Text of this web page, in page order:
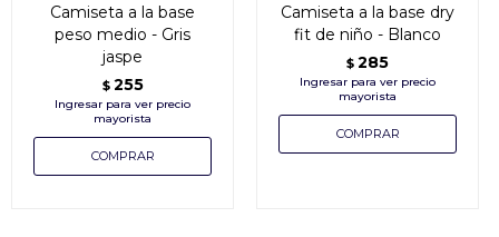
Camiseta a la base
peso medio - Gris
jaspe
$ 255
Camiseta a la base dry
fit de niño - Blanco
$ 285